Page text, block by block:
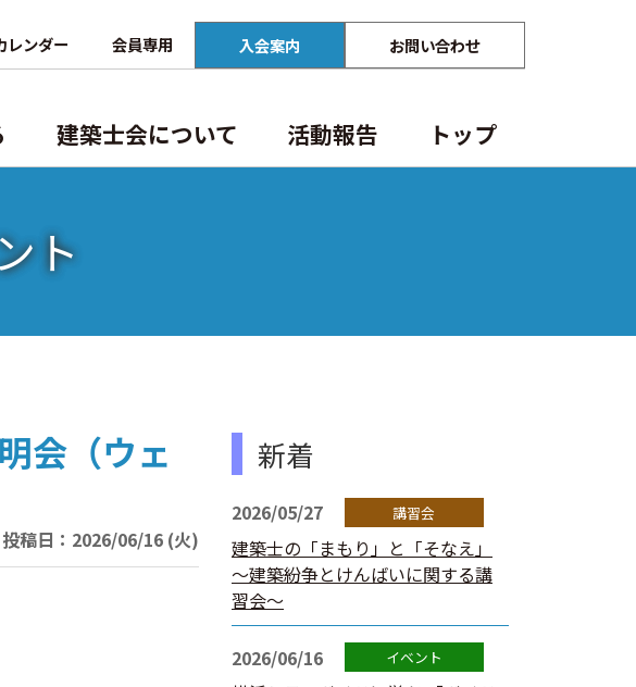
レンダー 会員専用 入会案内 お問い合わせ
録
建築⼠会について 活動報告 トップ
ト
会（ウェ
投稿日：2026/06/16 (火)
新着
2026/05/27
建築士の「まもり」と「そなえ」
～建築紛争とけんばいに関する講
習会～
2026/06/16